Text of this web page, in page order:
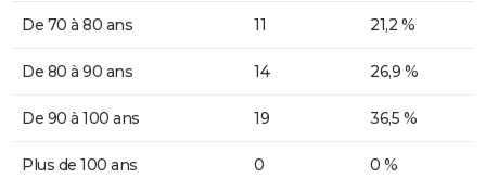
De 70 à 80 ans 11 21,2 %
De 80 à 90 ans 14 26,9 %
De 90 à 100 ans 19 36,5 %
Plus de 100 ans 0 0 %